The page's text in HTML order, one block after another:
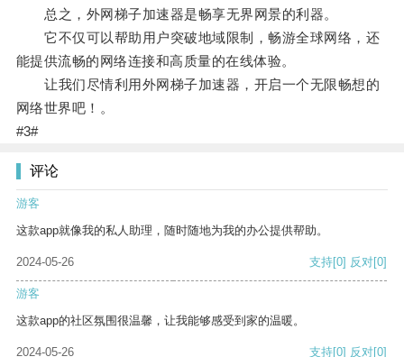
总之，外网梯子加速器是畅享无界网景的利器。
它不仅可以帮助用户突破地域限制，畅游全球网络，还
能提供流畅的网络连接和高质量的在线体验。
让我们尽情利用外网梯子加速器，开启一个无限畅想的
网络世界吧！。
#3#
评论
游客
这款app就像我的私人助理，随时随地为我的办公提供帮助。
2024-05-26 支持[0] 反对[0]
游客
这款app的社区氛围很温馨，让我能够感受到家的温暖。
2024-05-26 支持[0] 反对[0]